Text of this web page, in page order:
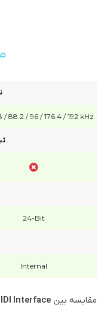
/ 88.2 / 96 / 176.4 / 192 kHz
24-Bit
Internal
مقایسه بین Interface